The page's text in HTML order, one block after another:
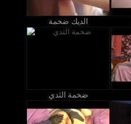
الديك ضخمة
ضخمة الثدي